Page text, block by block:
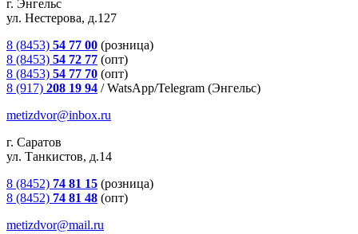
г. Энгельс
ул. Нестерова, д.127
8 (8453) 54 77 00 (розница)
8 (8453) 54 72 77 (опт)
8 (8453) 54 77 70 (опт)
8 (917) 208 19 94 /WatsApp/Telegram (Энгельс)
metizdvor@inbox.ru
г. Саратов
ул. Танкистов, д.14
8 (8452) 74 81 15 (розница)
8 (8452) 74 81 48 (опт)
metizdvor@mail.ru